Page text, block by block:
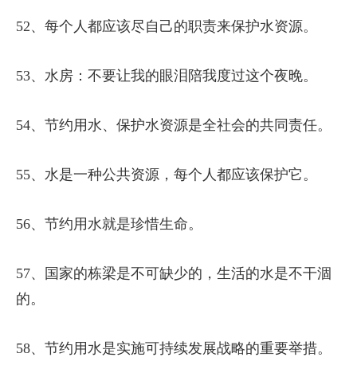
52、每个人都应该尽自己的职责来保护水资源。
53、水房：不要让我的眼泪陪我度过这个夜晚。
54、节约用水、保护水资源是全社会的共同责任。
55、水是一种公共资源，每个人都应该保护它。
56、节约用水就是珍惜生命。
57、国家的栋梁是不可缺少的，生活的水是不干涸
的。
58、节约用水是实施可持续发展战略的重要举措。